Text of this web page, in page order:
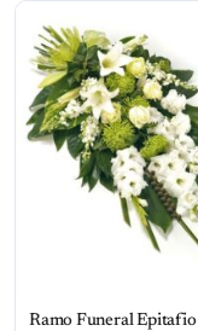
Ramo Funeral Epitafio